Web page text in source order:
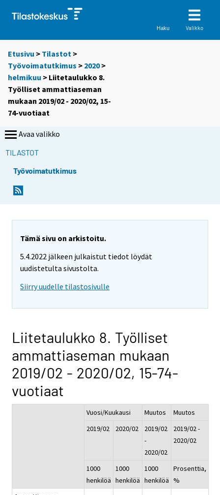
Haku Valikko
Etusivu > Tilastot >
Työvoimatutkimus > 2020>
helmikuu > Liitetaulukko 8.
Työlliset ammattiaseman
mukaan 2019/02 - 2020/02, 15-
74-vuotiaat
Avaa valikko
TILASTOT
Työvoimatutkimus
Tämä sivu on arkistoitu.
5.4.2022 jälkeen julkaistut tiedot löydät
uudistetulta sivustolta.
Siirry uudelle tilastosivulle
Liitetaulukko 8. Työlliset
ammattiaseman mukaan
2019/02 - 2020/02, 15-74-
vuotiaat
Vuosi/Kuukausi Muutos
Muutos
2019/02
2020/02
2019/02
-
2020/02
2019/02 -
2020/02
1000
henkilöä
1000
henkilöä
1000
henkilöä
Prosenttia,
%